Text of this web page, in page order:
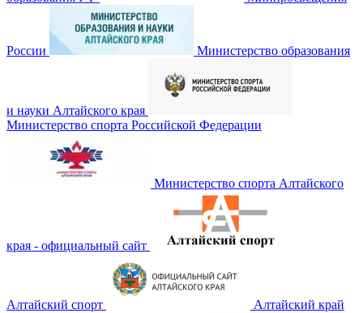
России Министерство образования
и науки Алтайского края
Министерство спорта Российской Федерации
Министерство спорта Алтайского
края - официальный сайт
Алтайский спорт Алтайский край